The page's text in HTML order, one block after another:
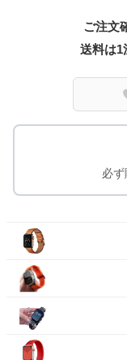
ご注文
送料は1
必ず